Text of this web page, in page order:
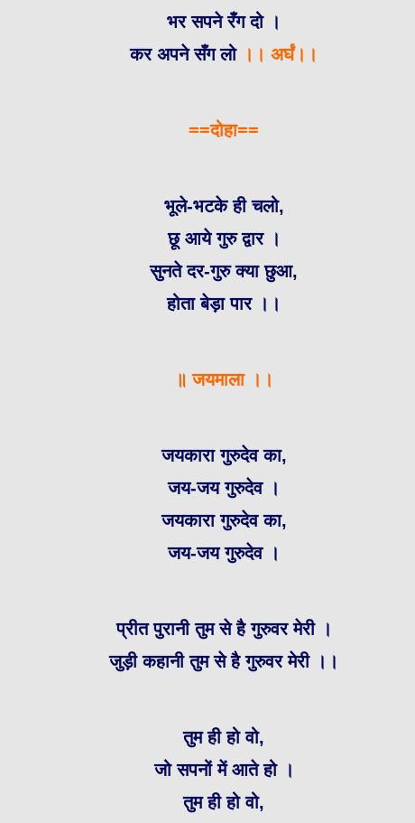
भर सपने रँग दो ।
कर अपने सँग लो।। अर्घं।।
==दोहा==
भूले-भटके ही चलो,
छू आये गुरु द्वार ।
सुनते दर-गुरु क्या छुआ,
होता बेड़ा पार ।।
॥ जयमाला ।।
जयकारा गुरुदेव का,
जय-जय गुरुदेव ।
जयकारा गुरुदेव का,
जय-जय गुरुदेव ।
प्रीत पुरानी तुम से है गुरुवर मेरी ।
जुड़ी कहानी तुम से है गुरुवर मेरी ।।
तुम ही हो वो,
जो सपनों में आते हो ।
तुम ही हो वो,